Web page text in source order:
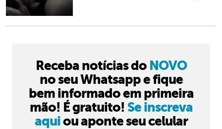
Receba notícias do NOVO
no seu Whatsapp e fique
bem informado em primeira
mão! É gratuito! Se inscreva
aquiou aponte seu celular